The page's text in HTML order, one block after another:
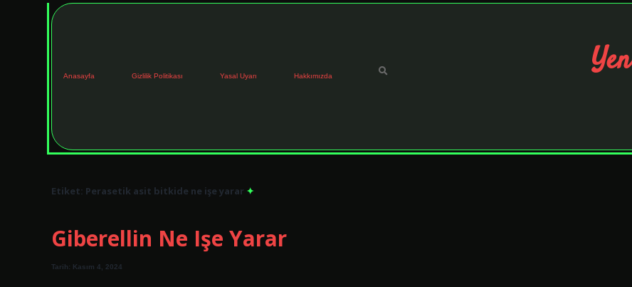
Anasayfa Gizlilik Politikası Yasal Uyarı Hakkımızda
Etiket: Perasetik asit bitkide ne işe yarar
Giberellin Ne Işe Yarar
Tarih: Kasım 4, 2024